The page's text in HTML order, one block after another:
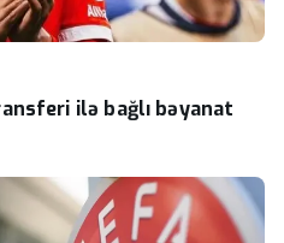
ilə bağlı bəyanat